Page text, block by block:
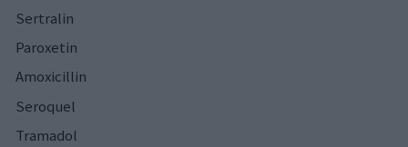
Sertralin
Paroxetin
Amoxicillin
Seroquel
Tramadol